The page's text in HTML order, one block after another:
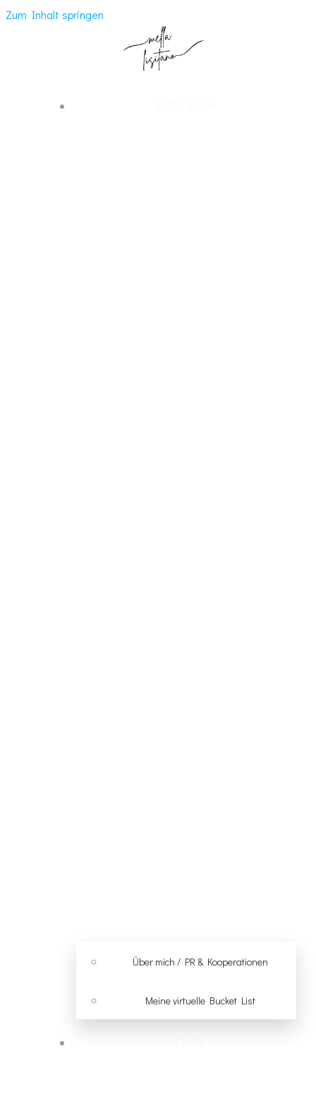
Zum Inhalt springen
Über mich / PR & Kooperationen
Meine virtuelle Bucket List